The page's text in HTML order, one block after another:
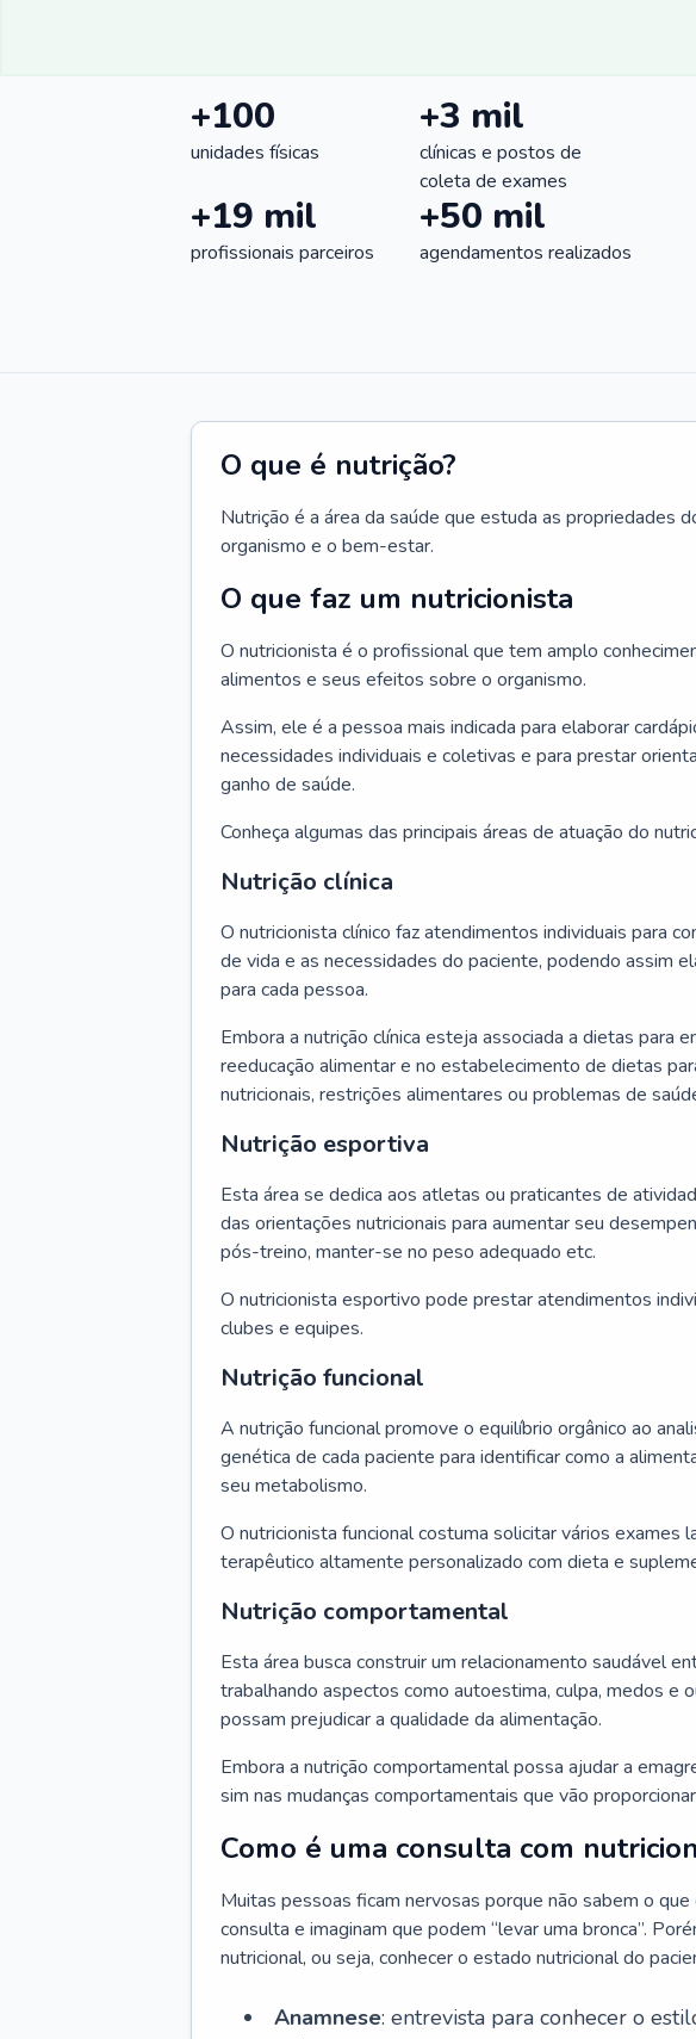
+100
unidades físicas
+3 mil
clínicas e postos de
coleta de exames
+19 mil
profissionais parceiros
+50 mil
agendamentos realizados
O que é nutrição?
Nutrição é a área da saúde que estuda as propriedades
organismo e o bem-estar.
O que faz um nutricionista
O nutricionista é o profissional que tem amplo
alimentos e seus efeitos sobre o organismo.
Assim, ele é a pessoa mais indicada para elaborar
necessidades individuais e coletivas e para prestar
ganho de saúde.
Conheça algumas das principais áreas de atuação do
Nutrição clínica
O nutricionista clínico faz atendimentos individuais para
de vida e as necessidades do paciente, podendo assim
para cada pessoa.
Embora a nutrição clínica esteja associada a dietas para
reeducação alimentar e no estabelecimento de dietas
nutricionais, restrições alimentares ou problemas de
Nutrição esportiva
Esta área se dedica aos atletas ou praticantes de
das orientações nutricionais para aumentar seu
pós-treino, manter-se no peso adequado etc.
O nutricionista esportivo pode prestar atendimentos
clubes e equipes.
Nutrição funcional
A nutrição funcional promove o equilíbrio orgânico ao
genética de cada paciente para identificar como a
seu metabolismo.
O nutricionista funcional costuma solicitar vários exames
terapêutico altamente personalizado com dieta e
Nutrição comportamental
Esta área busca construir um relacionamento saudável
trabalhando aspectos como autoestima, culpa, medos e
possam prejudicar a qualidade da alimentação.
Embora a nutrição comportamental possa ajudar a
sim nas mudanças comportamentais que vão
Como é uma consulta com
Muitas pessoas ficam nervosas porque não sabem o que
consulta e imaginam que podem “levar uma bronca”.
nutricional, ou seja, conhecer o estado nutricional do
Anamnese: entrevista para conhecer o